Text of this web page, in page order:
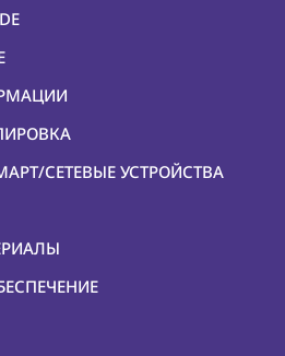
СЕТЕВЫЕ УСТРОЙСТВА